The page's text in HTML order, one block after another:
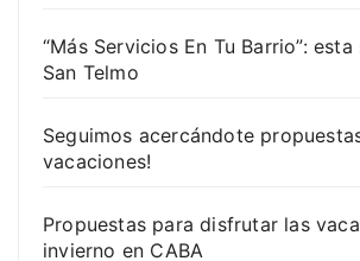
“Más Servicios En Tu Barrio”: esta
San Telmo
Seguimos acercándote
vacaciones!
Propuestas para disfrutar las
invierno en CABA